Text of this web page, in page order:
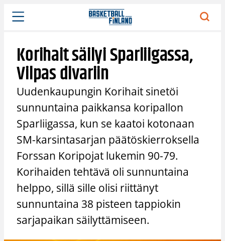
Siirry
sisältöön
Korihait säilyi Sparliigassa,
Vilpas divariin
Uudenkaupungin Korihait sinetöi
sunnuntaina paikkansa koripallon
Sparliigassa, kun se kaatoi kotonaan
SM-karsintasarjan päätöskierroksella
Forssan Koripojat lukemin 90-79.
Korihaiden tehtävä oli sunnuntaina
helppo, sillä sille olisi riittänyt
sunnuntaina 38 pisteen tappiokin
sarjapaikan säilyttämiseen.